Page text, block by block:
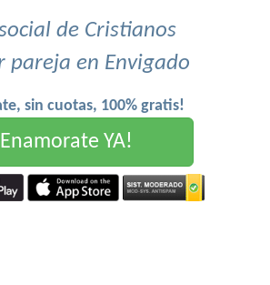
de Cristianos
pareja en Envigado
sin cuotas, 100% gratis!
Enamorate YA!